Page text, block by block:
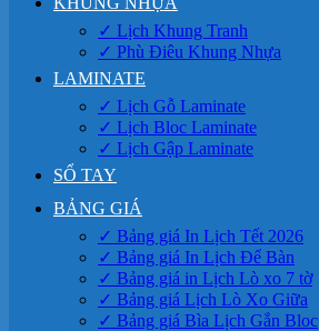
✓ Lịch Khung Tranh
✓ Phù Điêu Khung Nhựa
LAMINATE
✓ Lịch Gỗ Laminate
✓ Lịch Bloc Laminate
✓ Lịch Gập Laminate
SỔ TAY
BẢNG GIÁ
✓ Bảng giá In Lịch Tết 2026
✓ Bảng giá In Lịch Để Bàn
✓ Bảng giá in Lịch Lò xo 7 tờ
✓ Bảng giá Lịch Lò Xo Giữa
✓ Bảng giá Bìa Lịch Gắn Bloc